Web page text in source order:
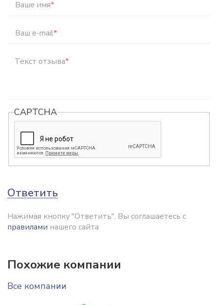
Ваше имя*
Ваш e-mail*
Текст отзыва*
CAPTCHA
Ответить
Нажимая кнопку "Ответить", Вы соглашаетесь с
правилами нашего сайта
Похожие компании
Все компании